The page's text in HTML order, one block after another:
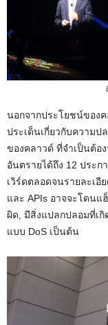
นอกจากประโยชน์ของ
ประเด็นเกี่ยวกับความป
ของคลาวด์ ที่จำเป็นต้อ
อันตรายได้ถึง 12 ประ
เวิร์ดตลอดจนรายละเอี
และ APIs อาจจะโดนแ
ผิด, มีสิ่งแปลกปลอมที่เกิ
แบบ DoS เป็นต้น